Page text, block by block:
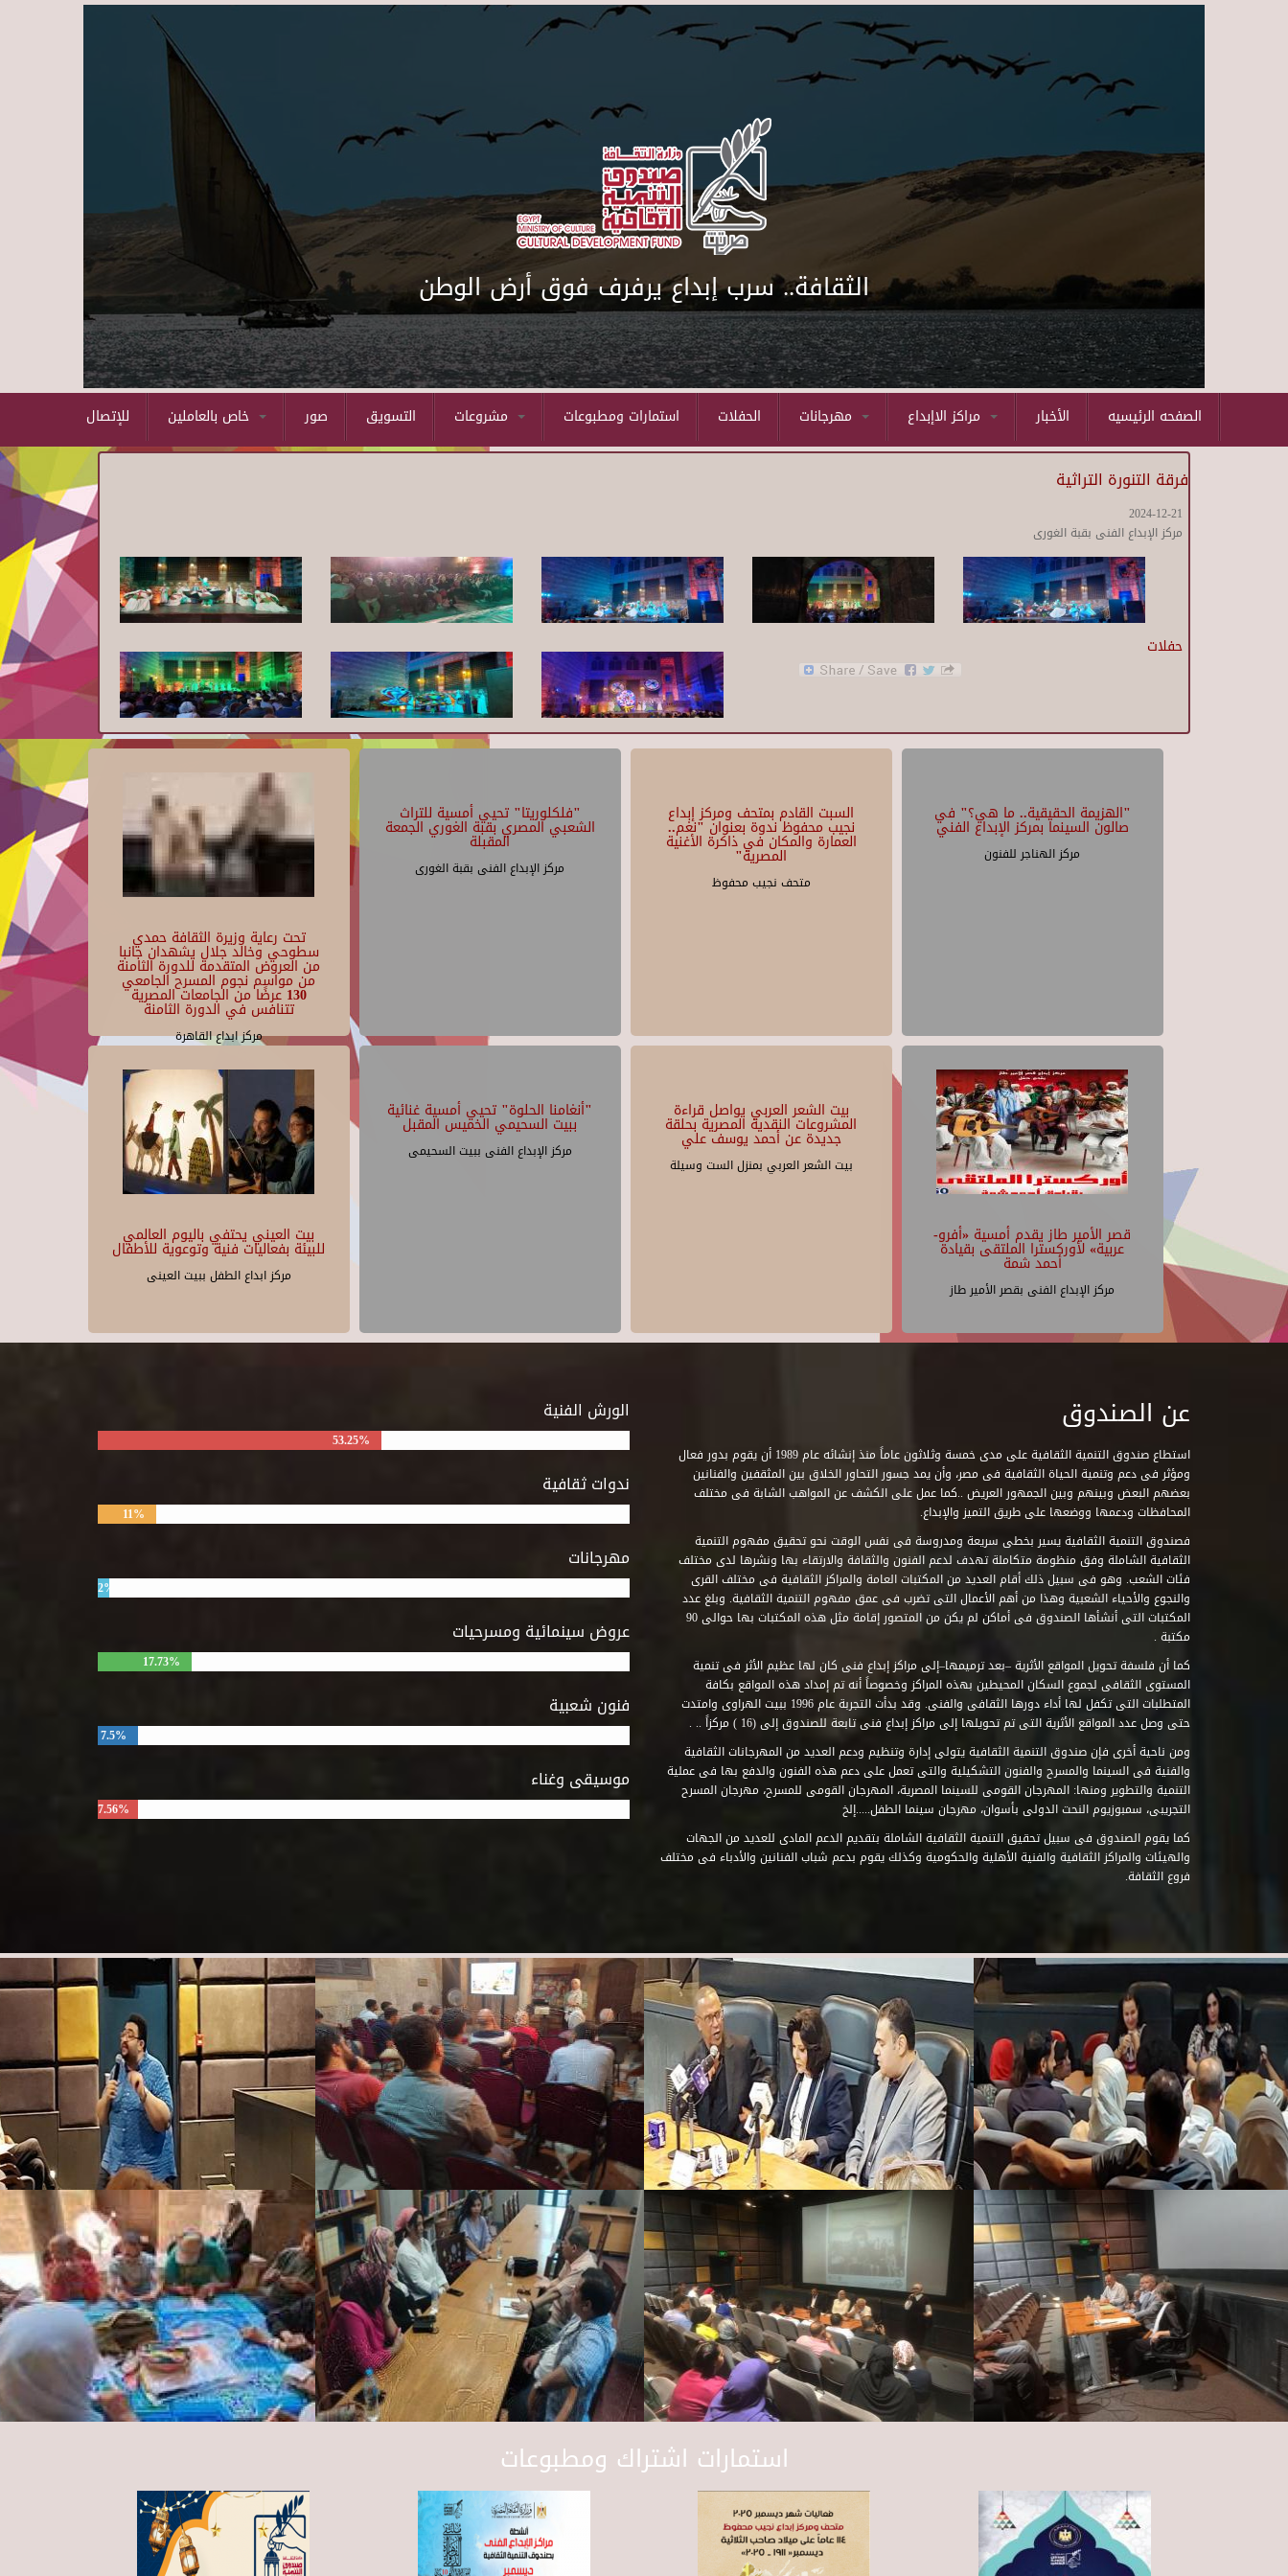
Skip to main content
الثقافة.. سرب إبداع يرفرف فوق أرض الوطن
للإتصال صور التسويق استمارات ومطبوعات الحفلات الأخبار الصفحه الرئيسيه
فرقة التنورة التراثية
2024-12-21
مركز الإبداع الفنى بقبة الغورى
حفلات
تحت رعاية وزيرة الثقافة حمدي
سطوحي وخالد جلال يشهدان جانبا
من العروض المتقدمة للدورة الثامنة
من مواسم نجوم المسرح الجامعي
130 عرضًا من الجامعات المصرية
تتنافس في الدورة الثامنة
مركز ابداع القاهرة
"فلكلوريتا" تحيي أمسية للتراث
الشعبي المصري بقبة الغوري الجمعة
المقبلة
مركز الإبداع الفنى بقبة الغورى
السبت القادم بمتحف ومركز إبداع
نجيب محفوظ ندوة بعنوان "نغم..
العمارة والمكان في ذاكرة الأغنية
المصرية"
متحف نجيب محفوظ
"الهزيمة الحقيقية.. ما هي؟" في
صالون السينما بمركز الإبداع الفني
مركز الهناجر للفنون
بيت العيني يحتفي باليوم العالمي
للبيئة بفعاليات فنية وتوعوية للأطفال
مركز ابداع الطفل ببيت العينى
"أنغامنا الحلوة" تحيي أمسية غنائية
ببيت السحيمي الخميس المقبل
مركز الإبداع الفنى ببيت السحيمى
بيت الشعر العربي يواصل قراءة
المشروعات النقدية المصرية بحلقة
جديدة عن أحمد يوسف علي
بيت الشعر العربي بمنزل الست وسيلة
قصر الأمير طاز يقدم أمسية «أفرو-
عربية» لأوركسترا الملتقى بقيادة
أحمد شمة
مركز الإبداع الفنى بقصر الأمير طاز
الورش الفنية
53.25%
ندوات ثقافية
11%
مهرجانات
2%
عروض سينمائية ومسرحيات
17.73%
فنون شعبية
7.5%
موسيقى وغناء
7.56%
عن الصندوق
استطاع صندوق التنمية الثقافية على مدى خمسة وثلاثون عاماً منذ إنشائه عام 1989 أن يقوم بدور فعال
ومؤثر فى دعم وتنمية الحياة الثقافية فى مصر، وأن يمد جسور التحاور الخلاق بين المثقفين والفنانين
بعضهم البعض وبينهم وبين الجمهور العريض ..كما عمل على الكشف عن المواهب الشابة فى مختلف
المحافظات ودعمها ووضعها على طريق التميز والإبداع.
فصندوق التنمية الثقافية يسير بخطى سريعة ومدروسة فى نفس الوقت نحو تحقيق مفهوم التنمية
الثقافية الشاملة وفق منظومة متكاملة تهدف لدعم الفنون والثقافة والارتقاء بها ونشرها لدى مختلف
فئات الشعب. وهو فى سبيل ذلك أقام العديد من المكتبات العامة والمراكز الثقافية فى مختلف القرى
والنجوع والأحياء الشعبية وهذا من أهم الأعمال التى تضرب فى عمق مفهوم التنمية الثقافية. وبلغ عدد
المكتبات التى أنشأها الصندوق فى أماكن لم يكن من المتصور إقامة مثل هذه المكتبات بها حوالى 90
مكتبة .
كما أن فلسفة تحويل المواقع الأثرية –بعد ترميمها–إلى مراكز إبداع فنى كان لها عظيم الأثر فى تنمية
المستوى الثقافى لجموع السكان المحيطين بهذه المراكز وخصوصاً أنه تم إمداد هذه المواقع بكافة
المتطلبات التى تكفل لها أداء دورها الثقافى والفنى. وقد بدأت التجربة عام 1996 ببيت الهراوى وامتدت
حتى وصل عدد المواقع الأثرية التى تم تحويلها إلى مراكز إبداع فنى تابعة للصندوق إلى (16 ) مركزاً .. .
ومن ناحية أخرى فإن صندوق التنمية الثقافية يتولى إدارة وتنظيم ودعم العديد من المهرجانات الثقافية
والفنية فى السينما والمسرح والفنون التشكيلية والتى تعمل على دعم هذه الفنون والدفع بها فى عملية
التنمية والتطوير ومنها: المهرجان القومى للسينما المصرية، المهرجان القومى للمسرح، مهرجان المسرح
التجريبى، سمبوزيوم النحت الدولى بأسوان، مهرجان سينما الطفل.....إلخ
كما يقوم الصندوق فى سبيل تحقيق التنمية الثقافية الشاملة بتقديم الدعم المادى للعديد من الجهات
والهيئات والمراكز الثقافية والفنية الأهلية والحكومية وكذلك يقوم بدعم شباب الفنانين والأدباء فى مختلف
فروع الثقافة.
استمارات اشتراك ومطبوعات